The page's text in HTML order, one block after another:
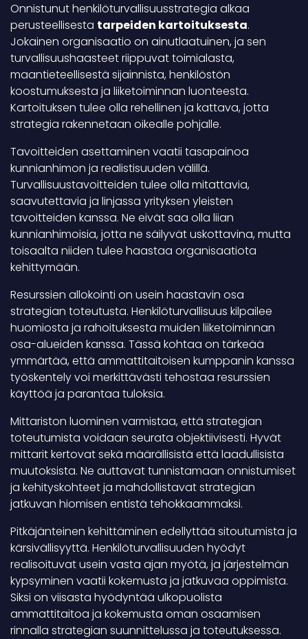
Onnistunut henkilöturvallisuusstrategia alkaa
perusteellisesta tarpeiden kartoituksesta.
Jokainen organisaatio on ainutlaatuinen, ja sen
turvallisuushaasteet riippuvat toimialasta,
maantieteellisestä sijainnista, henkilöstön
koostumuksesta ja liiketoiminnan luonteesta.
Kartoituksen tulee olla rehellinen ja kattava, jotta
strategia rakennetaan oikealle pohjalle.
Tavoitteiden asettaminen vaatii tasapainoa
kunnianhimon ja realistisuuden välillä.
Turvallisuustavoitteiden tulee olla mitattavia,
saavutettavia ja linjassa yrityksen yleisten
tavoitteiden kanssa. Ne eivät saa olla liian
kunnianhimoisia, jotta ne säilyvät uskottavina, mutta
toisaalta niiden tulee haastaa organisaatiota
kehittymään.
Resurssien allokointi on usein haastavin osa
strategian toteutusta. Henkilöturvallisuus kilpailee
huomiosta ja rahoituksesta muiden liiketoiminnan
osa-alueiden kanssa. Tässä kohtaa on tärkeää
ymmärtää, että ammattitaitoisen kumppanin kanssa
työskentely voi merkittävästi tehostaa resurssien
käyttöä ja parantaa tuloksia.
Mittariston luominen varmistaa, että strategian
toteutumista voidaan seurata objektiivisesti. Hyvät
mittarit kertovat sekä määrällisistä että laadullisista
muutoksista. Ne auttavat tunnistamaan onnistumiset
ja kehityskohteet ja mahdollistavat strategian
jatkuvan hiomisen entistä tehokkaammaksi.
Pitkäjänteinen kehittäminen edellyttää sitoutumista ja
kärsivällisyyttä. Henkilöturvallisuuden hyödyt
realisoituvat usein vasta ajan myötä, ja järjestelmän
kypsyminen vaatii kokemusta ja jatkuvaa oppimista.
Siksi on viisasta hyödyntää ulkopuolista
ammattitaitoa ja kokemusta oman osaamisen
rinnalla strategian suunnittelussa ja toteutuksessa.